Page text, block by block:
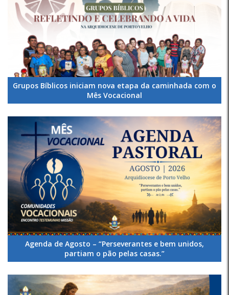
Grupos Bíblicos iniciam nova etapa da caminhada com o
Mês Vocacional
Agenda de Agosto – “Perseverantes e bem unidos,
partiam o pão pelas casas.”